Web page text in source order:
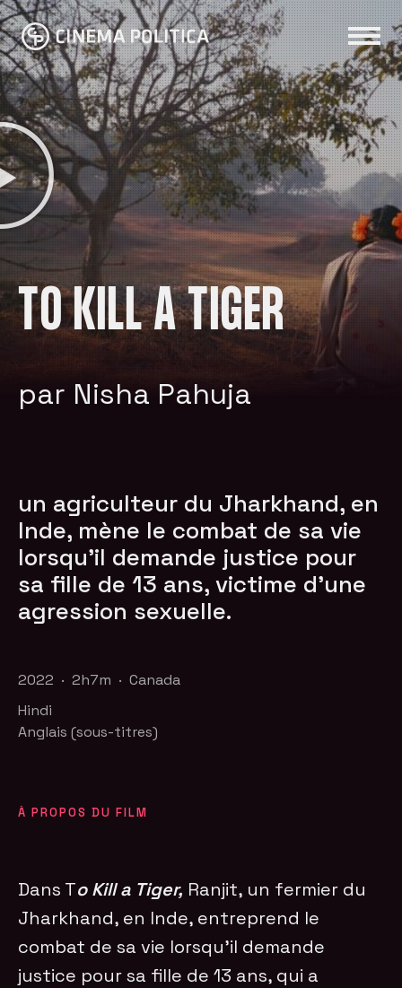
TO KILL A TIGER
par Nisha Pahuja
un agriculteur du Jharkhand, en
Inde, mène le combat de sa vie
lorsqu'il demande justice pour
sa fille de 13 ans, victime d'une
agression sexuelle.
2022 · 2h7m · Canada
Hindi
Anglais (sous-titres)
À PROPOS DU FILM
Dans To Kill a Tiger, Ranjit, un fermier du
Jharkhand, en Inde, entreprend le
combat de sa vie lorsqu’il demande
justice pour sa fille de 13 ans, qui a